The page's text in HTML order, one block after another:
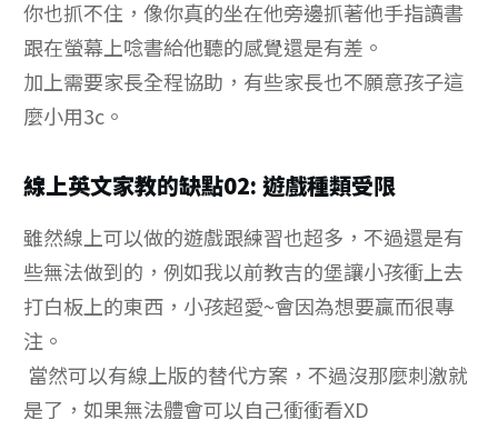
你也抓不住，像你真的坐在他旁邊抓著他手指讀書
跟在螢幕上唸書給他聽的感覺還是有差。
加上需要家長全程協助，有些家長也不願意孩子這
麼小用3c。
線上英文家教的缺點02: 遊戲種類受限
雖然線上可以做的遊戲跟練習也超多，不過還是有
些無法做到的，例如我以前教吉的堡讓小孩衝上去
打白板上的東西，小孩超愛~會因為想要贏而很專
注。
當然可以有線上版的替代方案，不過沒那麼刺激就
是了，如果無法體會可以自己衝衝看XD